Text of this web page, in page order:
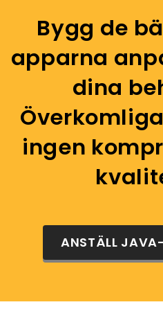
Bygg de
apparna
dina
ingen
ANSTÄLL